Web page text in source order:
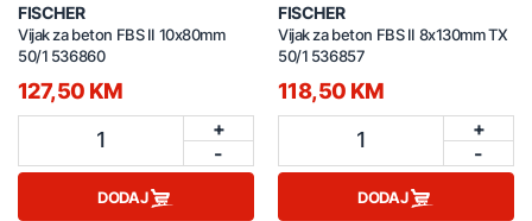
FISCHER
Vijak za beton FBS II 10x80mm
50/1 536860
127,50 KM
1
+
-
DODAJ
FISCHER
Vijak za beton FBS II 8x130mm TX
50/1 536857
118,50 KM
1
+
-
DODAJ